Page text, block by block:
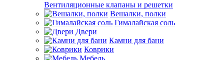
Вентиляционные клапаны и решетки
Вешалки, полки
Гималайская соль
Двери
Камни для бани
Коврики
Мебель